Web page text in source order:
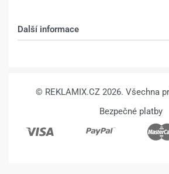
Další informace
© REKLAMIX.CZ 2026. Všechna
Bezpečné platby